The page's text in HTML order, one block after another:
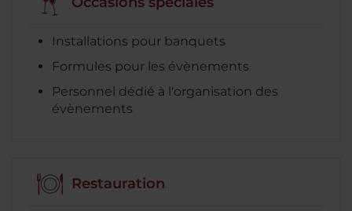
Installations pour banquets
Formules pour les évènements
Personnel dédié à l'organisation des
évènements
Restauration